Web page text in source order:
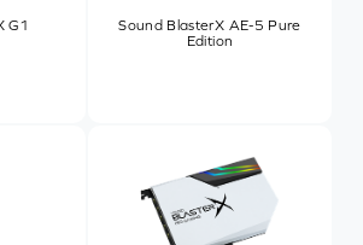
G1
Sound BlasterX AE-5 Pure
Edition